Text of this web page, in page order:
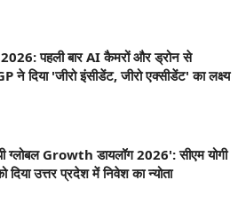
2026: पहली बार AI कैमरों और ड्रोन से
ने दिया 'जीरो इंसीडेंट, जीरो एक्सीडेंट' का लक्ष्य
ग्लोबल Growth डायलॉग 2026': सीएम योगी
दिया उत्तर प्रदेश में निवेश का न्योता